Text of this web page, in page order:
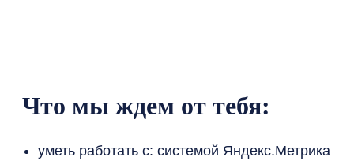
Что мы ждем от тебя:
уметь работать с: системой Яндекс.Метрика